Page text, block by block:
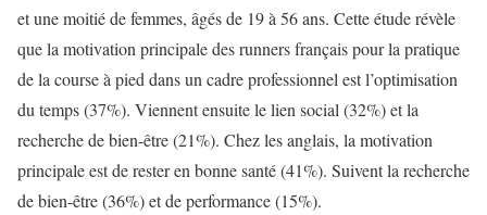
et une moitié de femmes, âgés de 19 à 56 ans. Cette étude révèle
que la motivation principale des runners français pour la pratique
de la course à pied dans un cadre professionnel est l’optimisation
du temps (37%). Viennent ensuite le lien social (32%) et la
recherche de bien-être (21%). Chez les anglais, la motivation
principale est de rester en bonne santé (41%). Suivent la recherche
de bien-être (36%) et de performance (15%).